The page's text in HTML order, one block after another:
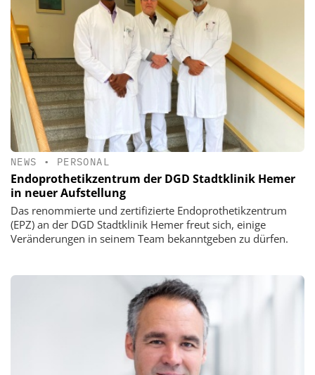
NEWS • PERSONAL
Endoprothetikzentrum der DGD Stadtklinik Hemer
in neuer Aufstellung
Das renommierte und zertifizierte Endoprothetikzentrum
(EPZ) an der DGD Stadtklinik Hemer freut sich, einige
Veränderungen in seinem Team bekanntgeben zu dürfen.